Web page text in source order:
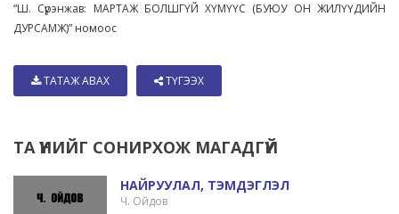
“Ш. Сүрэнжав: МАРТАЖ БОЛШГҮЙ ХҮМҮҮС (БУЮУ ОН ЖИЛҮҮДИЙН
ДУРСАМЖ)” номоос
ТАТАЖ АВАХ ТҮГЭЭХ
ТА ҮҮНИЙГ СОНИРХОЖ МАГАДГҮЙ
НАЙРУУЛАЛ, ТЭМДЭГЛЭЛ
Ч. Ойдов